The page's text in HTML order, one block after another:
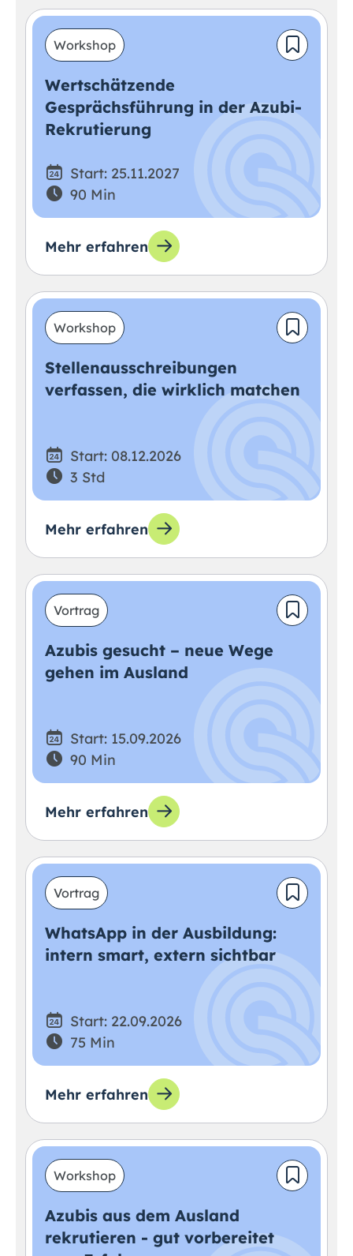
Workshop
Wertschätzende
Gesprächsführung in der Azubi-
Rekrutierung
Start: 25.11.2027
90 Min
Mehr erfahren
Workshop
Stellenausschreibungen
verfassen, die wirklich matchen
Start: 08.12.2026
3 Std
Mehr erfahren
Vortrag
Azubis gesucht – neue Wege
gehen im Ausland
Start: 15.09.2026
90 Min
Mehr erfahren
Vortrag
WhatsApp in der Ausbildung:
intern smart, extern sichtbar
Start: 22.09.2026
75 Min
Mehr erfahren
Workshop
Azubis aus dem Ausland
rekrutieren - gut vorbereitet